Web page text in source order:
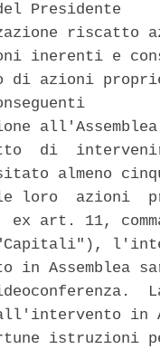
Presidente
riscatto
inerenti e
di azioni
di
almeno
le loro  azioni
ex art. 11,
"Capitali"),
Assemblea
in
istruzioni